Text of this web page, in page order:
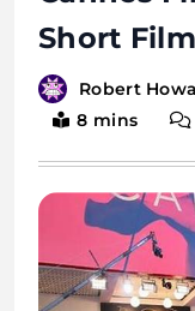
Short Film
Robert
8 mins